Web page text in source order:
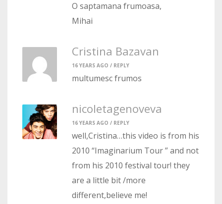
O saptamana frumoasa,
Mihai
Cristina Bazavan
16 YEARS AGO / REPLY
multumesc frumos
nicoletagenoveva
16 YEARS AGO / REPLY
well,Cristina…this video is from his
2010 “Imaginarium Tour ” and not
from his 2010 festival tour! they
are a little bit /more
different,believe me!